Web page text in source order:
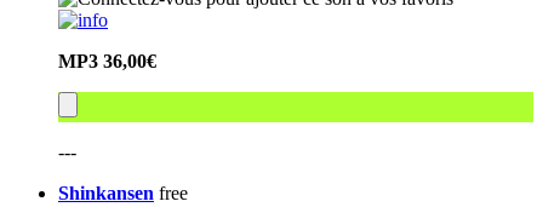
MP3 36,00€
---
Shinkansen free